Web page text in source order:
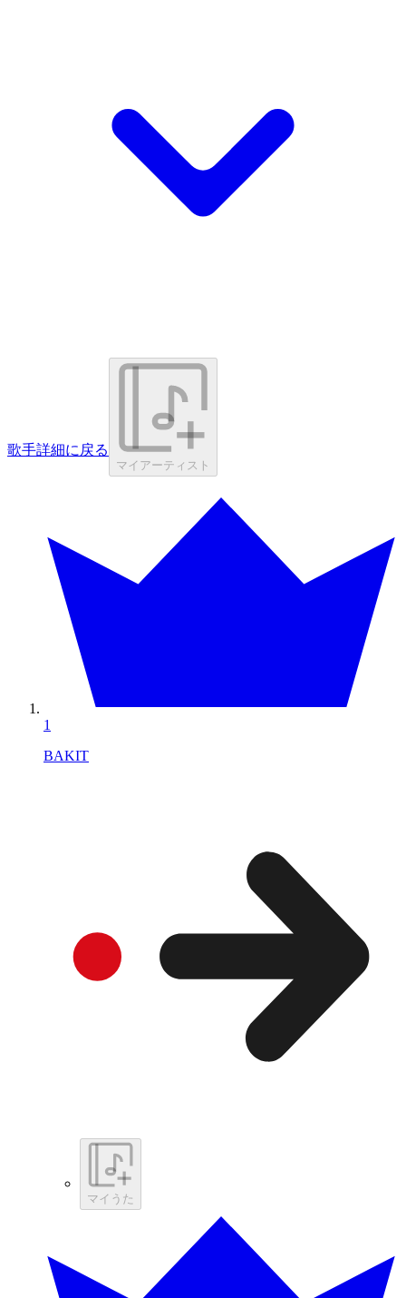
歌手詳細に戻る
マイアーティスト
1
BAKIT
マイうた